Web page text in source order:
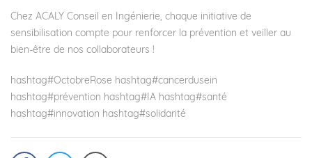
Chez ACALY Conseil en Ingénierie, chaque initiative de
sensibilisation compte pour renforcer la prévention et veiller au
bien-être de nos collaborateurs !
hashtag#OctobreRose hashtag#cancerdusein
hashtag#prévention hashtag#IA hashtag#santé
hashtag#innovation hashtag#solidarité